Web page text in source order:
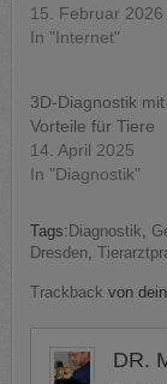
15. Februar 2026
In "Internet"
3D-Diagnostik mit
Vorteile für Tiere
14. April 2025
In "Diagnostik"
Tags:Diagnostik
Dresden
Trackback von
DR.